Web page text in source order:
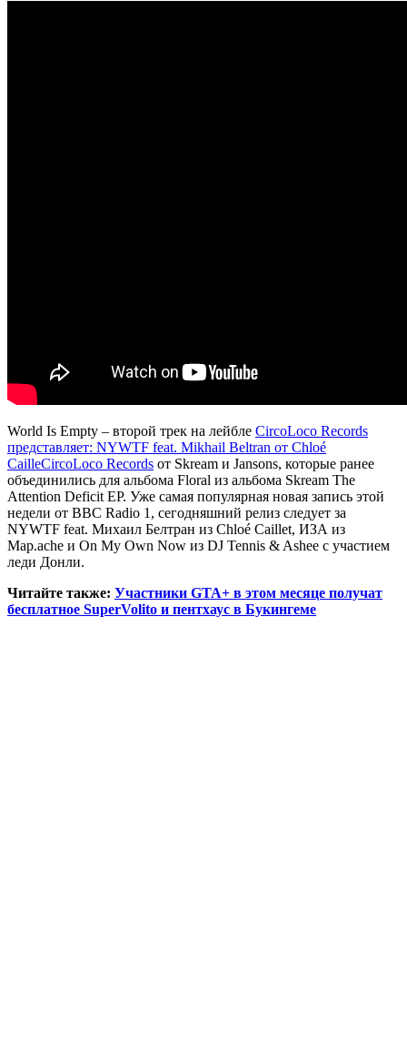
World Is Empty – второй трек на лейбле CircoLoco Records
представляет: NYWTF feat. Mikhail Beltran от Chloé
CailleCircoLoco Records от Skream и Jansons, которые ранее
объединились для альбома Floral из альбома Skream The
Attention Deficit EP. Уже самая популярная новая запись этой
недели от BBC Radio 1, сегодняшний релиз следует за
NYWTF feat. Михаил Белтран из Chloé Caillet, ИЗА из
Map.ache и On My Own Now из DJ Tennis & Ashee с участием
леди Донли.
Читайте также: Участники GTA+ в этом месяце получат
бесплатное SuperVolito и пентхаус в Букингеме